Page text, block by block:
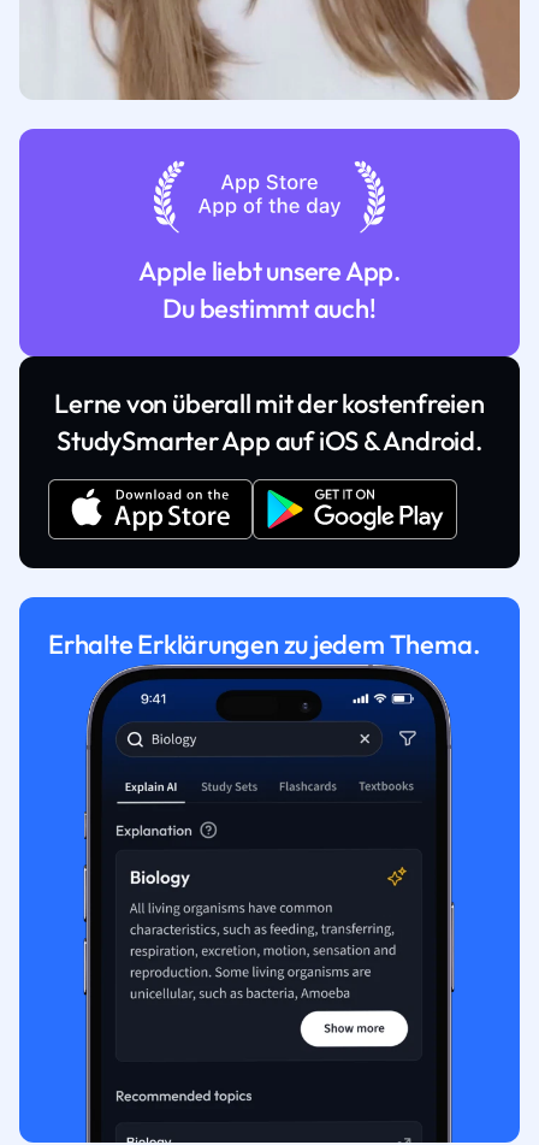
Apple liebt unsere App.
Du bestimmt auch!
Lerne von überall mit der kostenfreien
StudySmarter App auf iOS & Android.
Erhalte Erklärungen zu jedem Thema.